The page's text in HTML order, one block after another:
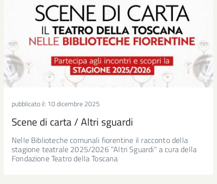
pubblicato il: 10 dicembre 2025
Scene di carta / Altri sguardi
Nelle Biblioteche comunali fiorentine il racconto della
stagione teatrale 2025/2026 "Altri Sguardi" a cura della
Fondazione Teatro della Toscana